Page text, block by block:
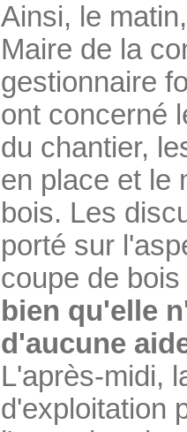
Ainsi, le
Maire de la
gestionnaire
ont concerné
du chantier,
en place et le
bois. Les
porté sur
coupe de
bien qu'elle
d'aucune
L'après-midi,
d'exploitation